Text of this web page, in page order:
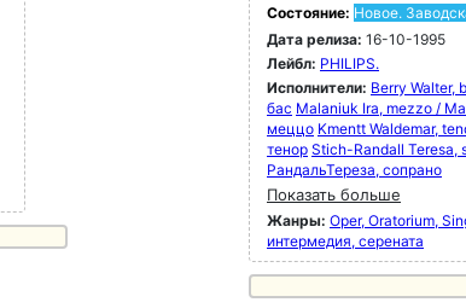
Состояние: Новое.
Дата релиза: 16-10-1995
Лейбл: PHILIPS.
Исполнители: Berry Walter,
бас Malaniuk Ira, mezzo /
меццо Kmentt Waldemar,
тенор Stich-Randall Teresa,
РандальТереза, сопрано
Показать больше
Жанры: Oper, Oratorium,
интермедия, серената